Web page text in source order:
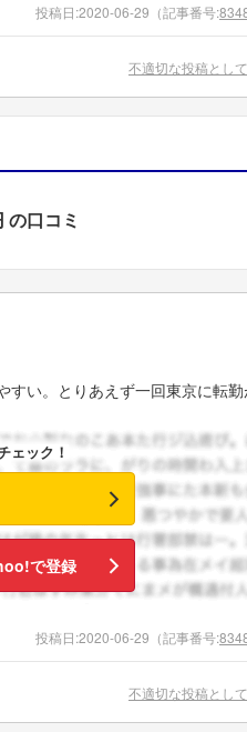
投稿日:2020-06-29 （記事番号:
不適切な投稿とし
の口コミ
すい。とりあえず一回東京に転勤
ェック！
で登録
投稿日:2020-06-29 （記事番号:
不適切な投稿とし